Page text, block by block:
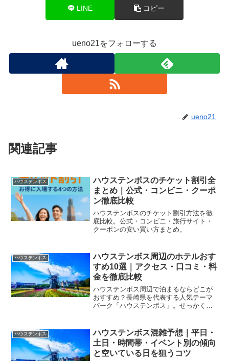
LINE コピー
ueno21をフォローする
ueno21
関連記事
ハウステンボス
ハウステンボスのチケット割引全
まとめ｜公式・コンビニ・クーポ
ン徹底比較
ハウステンボスのチケット割引方法を徹
底比較。公式・コンビニ・旅行サイト・
クーポンの安い買い方まとめ。
ハウステンボス
ハウステンボス周辺のホテルおす
すめ10選｜アクセス・口コミ・料
金を徹底比較
ハウステンボス周辺で泊まるならどこが
おすすめ？長崎県を代表する人気テーマ
パーク「ハウステンボス」。せっかく訪
しかし、ハウステンボス周辺には園内ホ
テルや温泉付きホテル、一...
ハウステンボス
ハウステンボス混雑予想｜平日・
土日・時間帯・イベント別の傾向
と空いている日を狙うコツ